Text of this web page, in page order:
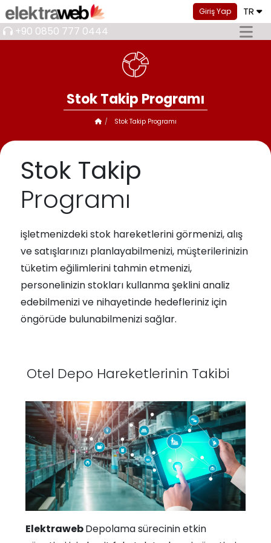
Giriş Yap TR
+90 0850 777 0444
Stok Takip Programı
Stok Takip Programı
Stok Takip
Programı
işletmenizdeki stok hareketlerini görmenizi, alış
ve satışlarınızı planlayabilmenizi, müşterilerinizin
tüketim eğilimlerini tahmin etmenizi,
personelinizin stokları kullanma şeklini analiz
edebilmenizi ve nihayetinde hedefleriniz için
öngörüde bulunabilmenizi sağlar.
Otel Depo Hareketlerinin Takibi
ElektrawebDepolama sürecinin etkin